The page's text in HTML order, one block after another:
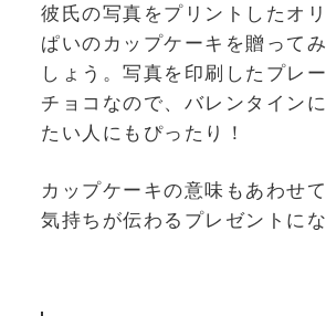
彼氏の写真をプリントしたオ
ぱいのカップケーキを贈って
しょう。写真を印刷したプレ
チョコなので、バレンタイン
たい人にもぴったり！
カップケーキの意味もあわせ
気持ちが伝わるプレゼントにな